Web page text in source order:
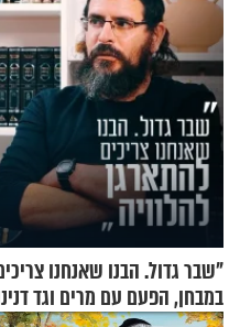
"שבר גדול. הבנו שאנחנו
במבחן, הפעם עם מרים וגד